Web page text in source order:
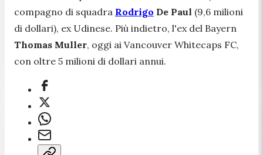
compagno di squadra Rodrigo De Paul (9,6 milioni
di dollari), ex Udinese. Più indietro, l'ex del Bayern
Thomas Muller, oggi ai Vancouver Whitecaps FC,
con oltre 5 milioni di dollari annui.